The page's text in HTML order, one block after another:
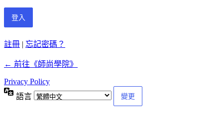
註冊 | 忘記密碼？
← 前往《師尚學院》
Privacy Policy
語言